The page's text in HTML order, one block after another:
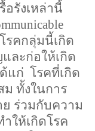
อรังเหล่านี้
รคกลุ่มนี้เกิด
ละก่อให้เกิด
ก่ โรคที่เกิด
ม ทั้งในการ
ร่วมกับความ
ให้เกิดโรค